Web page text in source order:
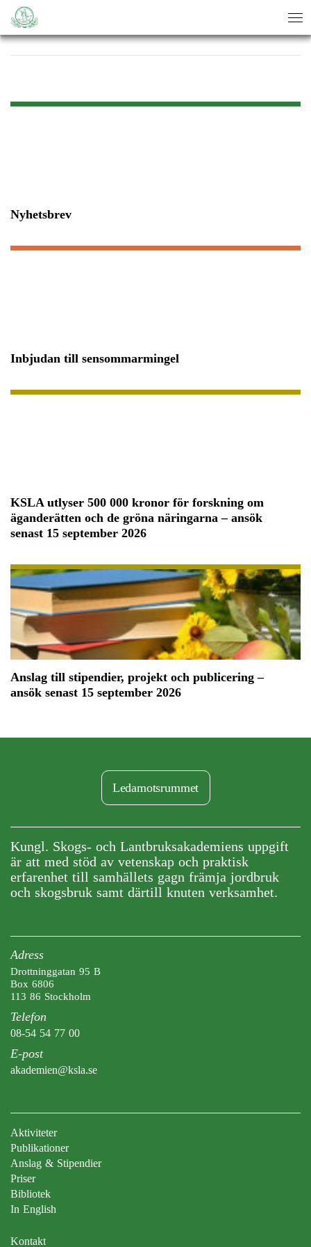
Nyhetsbrev
Inbjudan till sensommarmingel
KSLA utlyser 500 000 kronor för forskning om
äganderätten och de gröna näringarna – ansök
senast 15 september 2026
Anslag till stipendier, projekt och publicering –
ansök senast 15 september 2026
Ledamotsrummet
Kungl. Skogs- och Lantbruksakademiens uppgift
är att med stöd av vetenskap och praktisk
erfarenhet till samhällets gagn främja jordbruk
och skogsbruk samt därtill knuten verksamhet.
Adress
Drottninggatan 95 B
Box 6806
113 86 Stockholm
Telefon
08-54 54 77 00
E-post
akademien@ksla.se
Aktiviteter
Publikationer
Anslag & Stipendier
Priser
Bibliotek
In English
Kontakt